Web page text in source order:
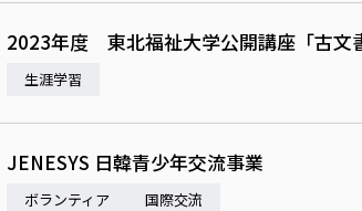
2023年度 東北福祉大学公開講座「古文
生涯学習
JENESYS 日韓青少年交流事業
ボランティア 国際交流